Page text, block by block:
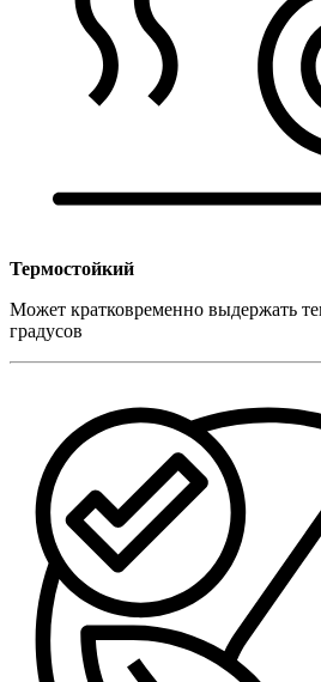
Термостойкий
Может кратковременно выдержать
градусов